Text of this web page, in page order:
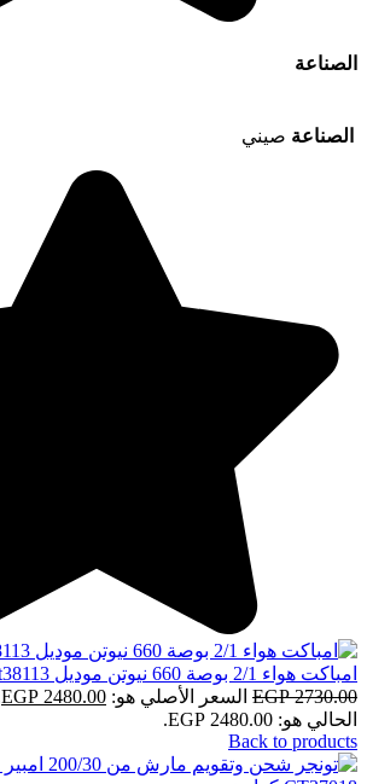
الصناعة
الصناعة صيني
امباكت هواء 2/1 بوصة 660 نيوتن موديل Ct38113 كراون
EGP2730.00 السعر الأصلي هو: EGP 2730.00. EGP 2480.00
الحالي هو: EGP 2480.00.
Back to products